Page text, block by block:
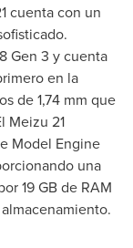
cuenta con un
Gen 3 y cuenta
en la
de 1,74 mm que
Meizu 21
Model Engine
una
19 GB de RAM